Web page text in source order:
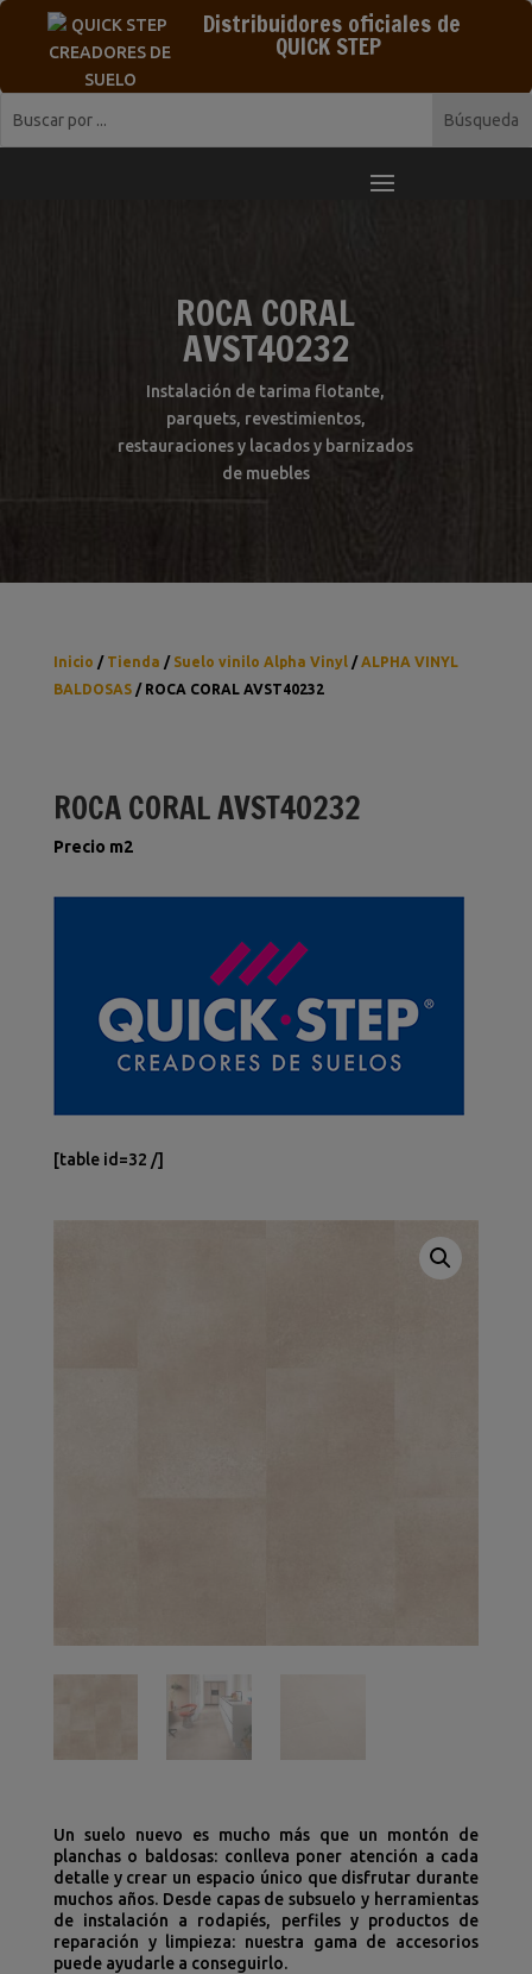
Distribuidores oficiales de
QUICK STEP
ROCA CORAL
AVST40232
Instalación de tarima flotante,
parquets, revestimientos,
restauraciones y lacados y barnizados
de muebles
Inicio / Tienda / Suelo vinilo Alpha Vinyl/ALPHA VINYL
BALDOSAS/ ROCA CORAL AVST40232
ROCA CORAL AVST40232
Precio m2
[table id=32 /]
Un suelo nuevo es mucho más que un montón de
planchas o baldosas: conlleva poner atención a cada
detalle y crear un espacio único que disfrutar durante
muchos años. Desde capas de subsuelo y herramientas
de instalación a rodapiés, perfiles y productos de
reparación y limpieza: nuestra gama de accesorios
puede ayudarle a conseguirlo.